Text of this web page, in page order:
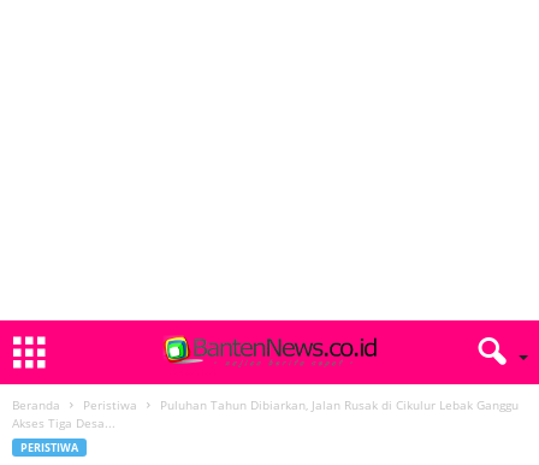
Beranda Peristiwa
Puluhan Tahun Dibiarkan, Jalan Rusak di Cikulur Lebak Ganggu
Akses Tiga Desa...
PERISTIWA